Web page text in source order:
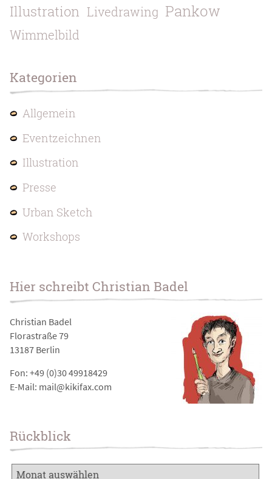
Illustration Livedrawing Pankow
Wimmelbild
Kategorien
Allgemein
Eventzeichnen
Illustration
Presse
Urban Sketch
Workshops
Hier schreibt Christian Badel
Christian Badel
Florastraße 79
13187 Berlin
Fon: +49 (0)30 49918429
E-Mail: mail@kikifax.com
Rückblick